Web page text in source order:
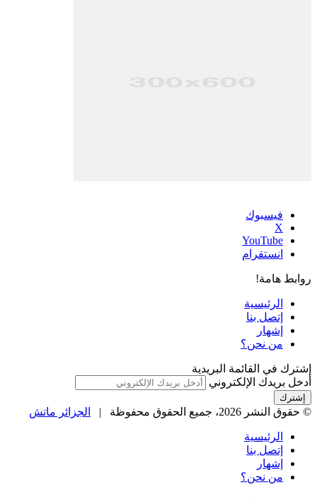
فيسبوك
‫X
‫YouTube
انستقرام
روابط هامة!
الرئيسية
إتصل بنا
إشهار
من نحن؟
إشترك في القائمة البريدية
أدخل بريدك الإلكتروني
© حقوق النشر 2026، جميع الحقوق محفوظة | الجزائر ماتش
الرئيسية
إتصل بنا
إشهار
من نحن؟